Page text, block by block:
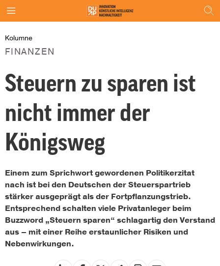
Kolumne
FINANZEN
Steuern zu sparen ist
nicht immer der
Königsweg
Einem zum Sprichwort gewordenen Politikerzitat
nach ist bei den Deutschen der Steuerspartrieb
stärker ausgeprägt als der Fortpflanzungstrieb.
Entsprechend schalten viele Privatanleger beim
Buzzword „Steuern sparen“ schlagartig den Verstand
aus – mit einer Reihe erstaunlicher Risiken und
Nebenwirkungen.